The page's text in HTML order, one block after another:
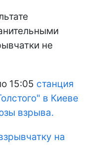
не
15:05 станция
в Киеве
взрыва.
на